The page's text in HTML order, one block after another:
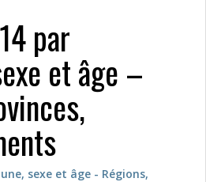
par
et âge –
sexe et âge - Régions,